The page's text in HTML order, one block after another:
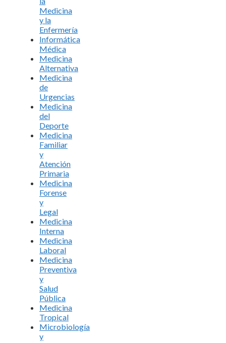
Medicina
y la
Enfermería
Informática
Médica
Medicina
Alternativa
Medicina
de
Urgencias
Medicina
del
Deporte
Medicina
Familiar
y
Atención
Primaria
Medicina
Forense
y
Legal
Medicina
Interna
Medicina
Laboral
Medicina
Preventiva
y
Salud
Pública
Medicina
Tropical
Microbiología
y